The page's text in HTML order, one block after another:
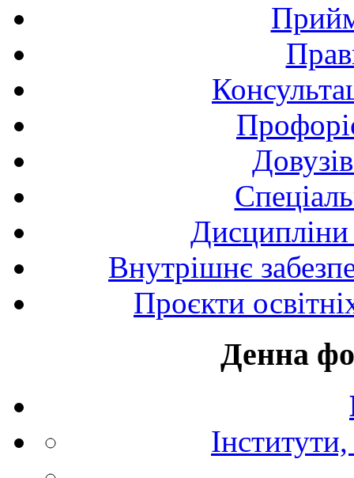
Внутрішнє
Проєкти
Денна